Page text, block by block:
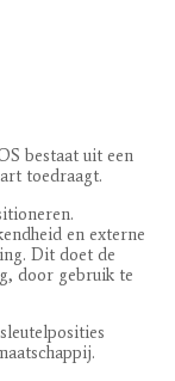
bestaat uit een
toedraagt.
en externe
Dit doet de
door gebruik te